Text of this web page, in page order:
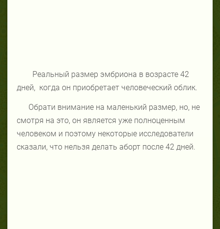
Реальный размер эмбриона в возрасте 42
дней, когда он приобретает человеческий облик.
Обрати внимание на маленький размер, но, не
смотря на это, он является уже полноценным
человеком и поэтому некоторые исследователи
сказали, что нельзя делать аборт после 42 дней.